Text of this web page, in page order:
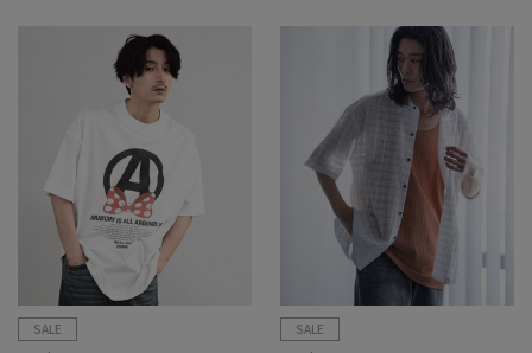
SALE
SALE